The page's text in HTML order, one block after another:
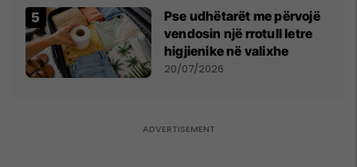
Pse udhëtarët me përvojë
vendosin një rrotull letre
higjienike në valixhe
20/07/2026